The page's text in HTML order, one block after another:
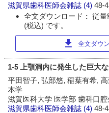
滋賀県歯科医師会雑誌 (4)48-
全文ダウンロード： 従
(税込) です。
download 全文ダウ
1-5 上顎洞内に発生した巨大
平田智子, 弘部悠, 稲葉有希,
本学
滋賀医科大学 医学部 歯科口
滋賀県歯科医師会雑誌 (4)48-